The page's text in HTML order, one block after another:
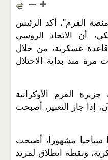
القرم"، أكد الرئيس
أن الاتحاد الروسي
عسكرية، من خلال
منذ بداية الاحتلال
القرم الأوكرانية
إذا جاز التعبير، أصبحت
سياحيا مشهورا، أصبحت
ونقطة انطلاق لمزيد